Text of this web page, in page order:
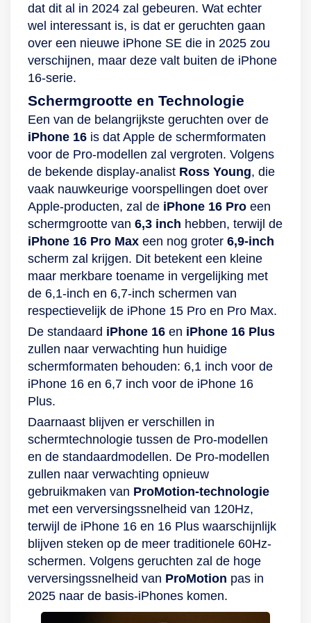
voorzien van een
dual-camera met
ultragroothoek- en
groothoeklens.
nachtmodus om
beelden met weinig
licht uit het oog te
laten springen of
film 4K-HDR-video’s
met Dolby Vision-
technologie als een
professionele
regisseur. De
TrueDepth-camera
in de notch van de
iPhone 12 zorgt
ervoor dat je op elk
portretfoto’s. Als
laatste is de iPhone
veilige en snelle,
draadloze
oplaadtechnologie
die jouw Apple-
toestel snel van
nieuwe energie
voorziet.
dat dit al in 2024 zal gebeuren. Wat echter
wel interessant is, is dat er geruchten gaan
over een nieuwe iPhone SE die in 2025 zou
verschijnen, maar deze valt buiten de iPhone
16-serie.
Schermgrootte en Technologie
Een van de belangrijkste geruchten over de
iPhone 16 is dat Apple de schermformaten
voor de Pro-modellen zal vergroten. Volgens
de bekende display-analist Ross Young, die
vaak nauwkeurige voorspellingen doet over
Apple-producten, zal de iPhone 16 Pro een
schermgrootte van 6,3 inch hebben, terwijl de
iPhone 16 Pro Max een nog groter 6,9-inch
scherm zal krijgen. Dit betekent een kleine
maar merkbare toename in vergelijking met
de 6,1-inch en 6,7-inch schermen van
respectievelijk de iPhone 15 Pro en Pro Max.
De standaard iPhone 16 en iPhone 16 Plus
zullen naar verwachting hun huidige
schermformaten behouden: 6,1 inch voor de
iPhone 16 en 6,7 inch voor de iPhone 16
Plus.
Daarnaast blijven er verschillen in
schermtechnologie tussen de Pro-modellen
en de standaardmodellen. De Pro-modellen
zullen naar verwachting opnieuw
gebruikmaken van ProMotion-technologie
met een verversingssnelheid van 120Hz,
terwijl de iPhone 16 en 16 Plus waarschijnlijk
blijven steken op de meer traditionele 60Hz-
schermen. Volgens geruchten zal de hoge
verversingssnelheid van ProMotion pas in
2025 naar de basis-iPhones komen.